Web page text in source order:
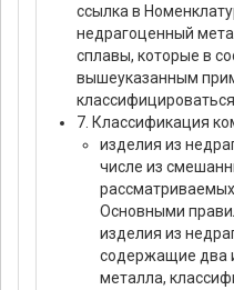
ссылка в
недрагоценный
сплавы, которые в
вышеуказанным
7. Классификация
изделия из
числе из
Основными
изделия из
содержащие два
металла,